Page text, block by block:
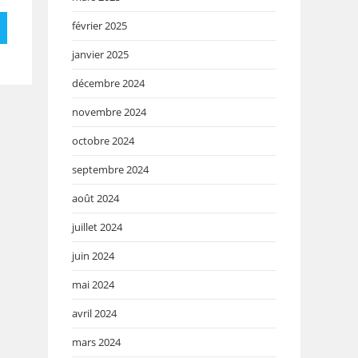
février 2025
janvier 2025
décembre 2024
novembre 2024
octobre 2024
septembre 2024
août 2024
juillet 2024
juin 2024
mai 2024
avril 2024
mars 2024